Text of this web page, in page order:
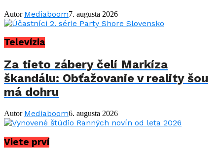
Autor Mediaboom7. augusta 2026
Televízia
Za tieto zábery čelí Markíza
škandálu: Obťažovanie v reality šou
má dohru
Autor Mediaboom6. augusta 2026
Viete prví